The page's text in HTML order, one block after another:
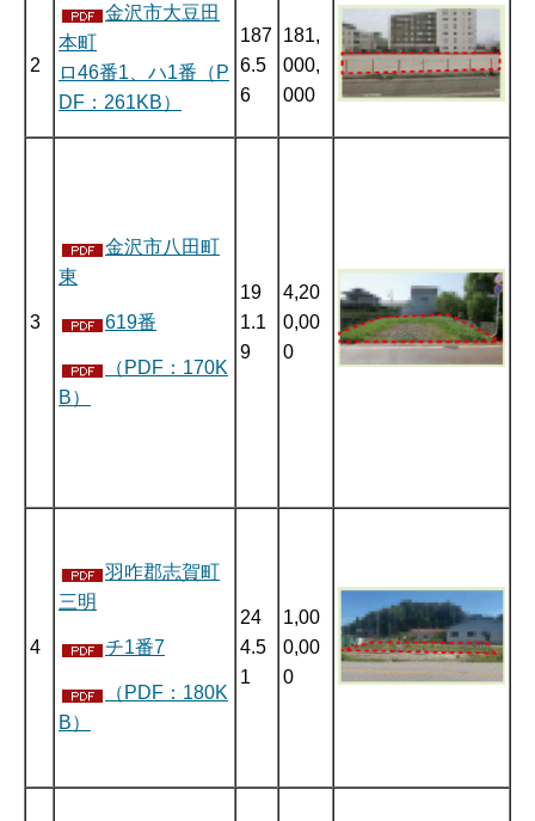
2
金沢市大豆田
本町
ロ46番1、ハ1番（P
DF：261KB）
187
6.5
6
181,
000,
000
3
金沢市八田町
東
619番
（PDF：170K
B）
19
1.1
9
4,20
0,00
0
4
羽咋郡志賀町
三明
チ1番7
（PDF：180K
B）
24
4.5
1
1,00
0,00
0